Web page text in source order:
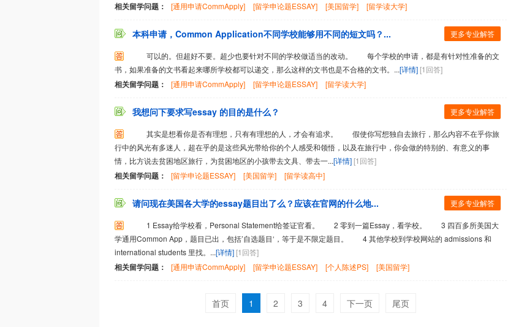
相关留学问题： [通用申请CommApply] [留学申论题ESSAY] [美国留学] [留学读大学]
更多专业解答
本科申请，Common Application不同学校能够用不同的短文吗？...
可以的。但超好不要。超少也要针对不同的学校做适当的改动。 每个学校的申请，都是有针对性准备的文
书，如果准备的文书看起来哪所学校都可以递交，那么这样的文书也是不合格的文书。...[详情][1回答]
相关留学问题： [通用申请CommApply] [留学申论题ESSAY] [留学读大学]
更多专业解答
我想问下要求写essay 的目的是什么？
其实是想看你是否有理想，只有有理想的人，才会有追求。 假使你写想独自去旅行，那么内容不在乎你旅
行中的风光有多迷人，超在乎的是这些风光带给你的个人感受和领悟，以及在旅行中，你会做的特别的、有意义的事
情，比方说去贫困地区旅行，为贫困地区的小孩带去文具、带去一...[详情][1回答]
相关留学问题： [留学申论题ESSAY] [美国留学] [留学读高中]
更多专业解答
请问现在美国各大学的essay题目出了么？应该在官网的什么地...
1 Essay给学校看，Personal Statement给签证官看。 2 零到一篇Essay，看学校。 3 四百多所美国大
学通用Common App，题目已出，包括’自选题目‘，等于是不限定题目。 4 其他学校到学校网站的 admissions 和
international students 里找。...[详情][1回答]
相关留学问题： [通用申请CommApply] [留学申论题ESSAY] [个人陈述PS] [美国留学]
首页 1 2 3 4 下一页 尾页